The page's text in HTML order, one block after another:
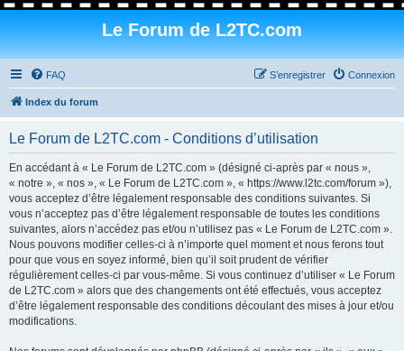
Le Forum de L2TC.com
FAQ Connexion
S’enregistrer
Index du forum
Le Forum de L2TC.com - Conditions d’utilisation
En accédant à « Le Forum de L2TC.com » (désigné ci-après par « nous »,
« notre », « nos », « Le Forum de L2TC.com », « https://www.l2tc.com/forum »),
vous acceptez d’être légalement responsable des conditions suivantes. Si
vous n’acceptez pas d’être légalement responsable de toutes les conditions
suivantes, alors n’accédez pas et/ou n’utilisez pas « Le Forum de L2TC.com ».
Nous pouvons modifier celles-ci à n’importe quel moment et nous ferons tout
pour que vous en soyez informé, bien qu’il soit prudent de vérifier
régulièrement celles-ci par vous-même. Si vous continuez d’utiliser « Le Forum
de L2TC.com » alors que des changements ont été effectués, vous acceptez
d’être légalement responsable des conditions découlant des mises à jour et/ou
modifications.